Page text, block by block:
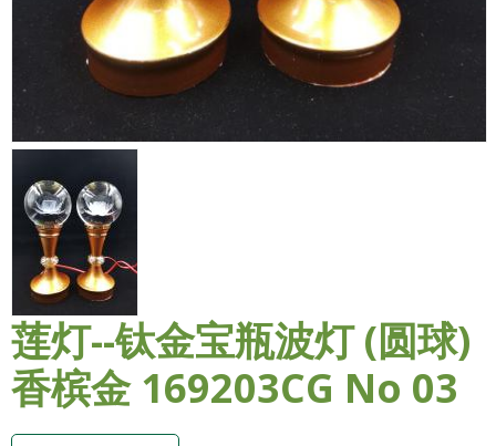
莲灯--钛金宝瓶波灯 (圆球)
香槟金 169203CG No 03